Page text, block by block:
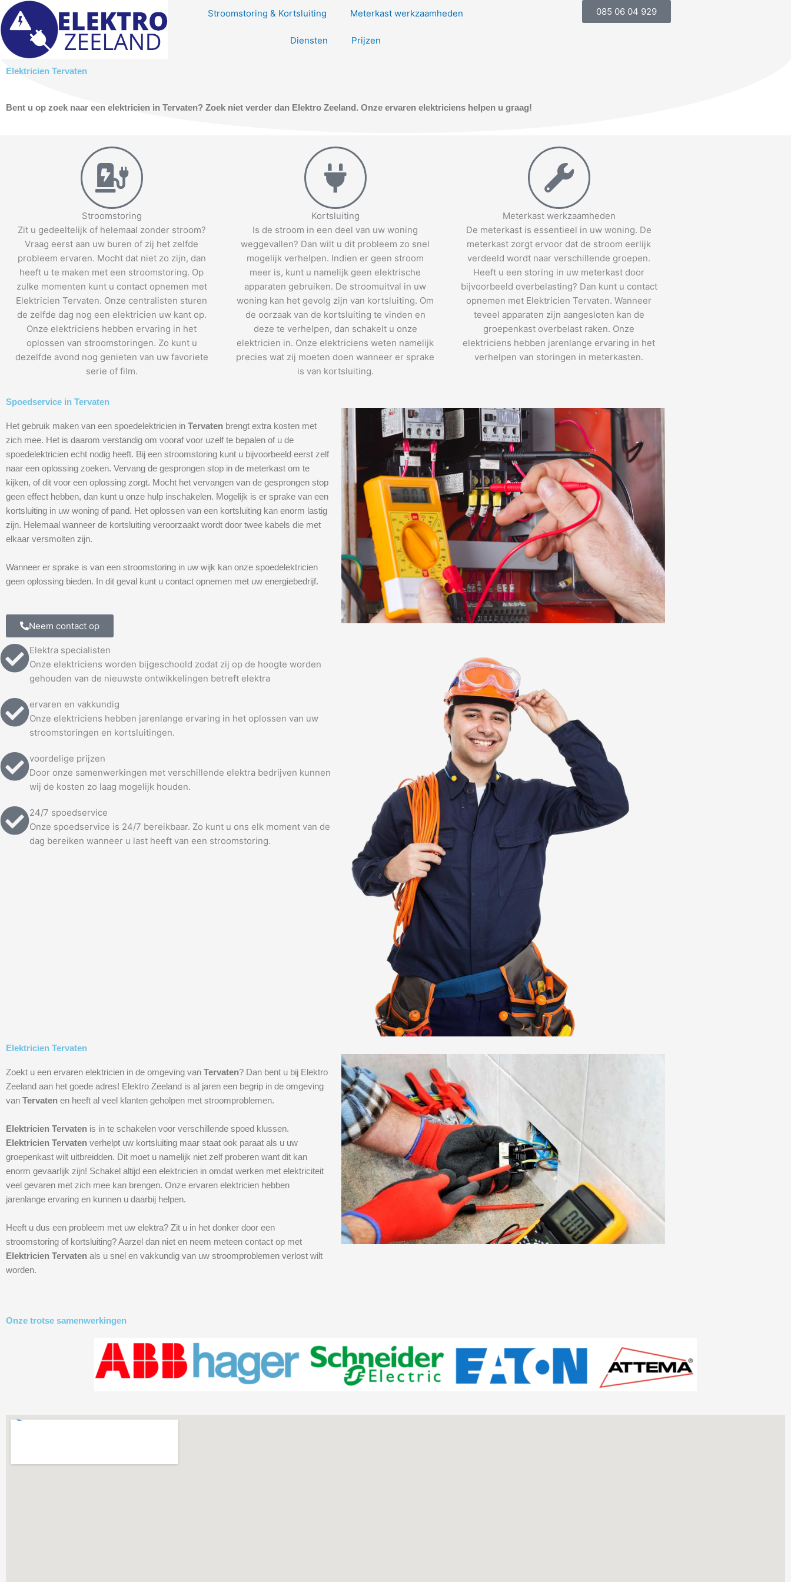
Skip
to
content
Stroomstoring & Kortsluiting Meterkast werkzaamheden
Diensten Prijzen
085 06 04 929
Elektricien Tervaten
Bent u op zoek naar een elektricien in Tervaten? Zoek niet verder dan Elektro Zeeland. Onze ervaren elektriciens helpen u graag!
Stroomstoring
Zit u gedeeltelijk of helemaal zonder stroom?
Vraag eerst aan uw buren of zij het zelfde
probleem ervaren. Mocht dat niet zo zijn, dan
heeft u te maken met een stroomstoring. Op
zulke momenten kunt u contact opnemen met
Elektricien Tervaten. Onze centralisten sturen
de zelfde dag nog een elektricien uw kant op.
Onze elektriciens hebben ervaring in het
oplossen van stroomstoringen. Zo kunt u
dezelfde avond nog genieten van uw favoriete
serie of film.
Kortsluiting
Is de stroom in een deel van uw woning
weggevallen? Dan wilt u dit probleem zo snel
mogelijk verhelpen. Indien er geen stroom
meer is, kunt u namelijk geen elektrische
apparaten gebruiken. De stroomuitval in uw
woning kan het gevolg zijn van kortsluiting. Om
de oorzaak van de kortsluiting te vinden en
deze te verhelpen, dan schakelt u onze
elektricien in. Onze elektriciens weten namelijk
precies wat zij moeten doen wanneer er sprake
is van kortsluiting.
Meterkast werkzaamheden
De meterkast is essentieel in uw woning. De
meterkast zorgt ervoor dat de stroom eerlijk
verdeeld wordt naar verschillende groepen.
Heeft u een storing in uw meterkast door
bijvoorbeeld overbelasting? Dan kunt u contact
opnemen met Elektricien Tervaten. Wanneer
teveel apparaten zijn aangesloten kan de
groepenkast overbelast raken. Onze
elektriciens hebben jarenlange ervaring in het
verhelpen van storingen in meterkasten.
Spoedservice in Tervaten
Het gebruik maken van een spoedelektricien in Tervaten brengt extra kosten met
zich mee. Het is daarom verstandig om vooraf voor uzelf te bepalen of u de
spoedelektricien echt nodig heeft. Bij een stroomstoring kunt u bijvoorbeeld eerst zelf
naar een oplossing zoeken. Vervang de gesprongen stop in de meterkast om te
kijken, of dit voor een oplossing zorgt. Mocht het vervangen van de gesprongen stop
geen effect hebben, dan kunt u onze hulp inschakelen. Mogelijk is er sprake van een
kortsluiting in uw woning of pand. Het oplossen van een kortsluiting kan enorm lastig
zijn. Helemaal wanneer de kortsluiting veroorzaakt wordt door twee kabels die met
elkaar versmolten zijn.
Wanneer er sprake is van een stroomstoring in uw wijk kan onze spoedelektricien
geen oplossing bieden. In dit geval kunt u contact opnemen met uw energiebedrijf.
Neem contact op
Elektra specialisten
Onze elektriciens worden bijgeschoold zodat zij op de hoogte worden
gehouden van de nieuwste ontwikkelingen betreft elektra
ervaren en vakkundig
Onze elektriciens hebben jarenlange ervaring in het oplossen van uw
stroomstoringen en kortsluitingen.
voordelige prijzen
Door onze samenwerkingen met verschillende elektra bedrijven kunnen
wij de kosten zo laag mogelijk houden.
24/7 spoedservice
Onze spoedservice is 24/7 bereikbaar. Zo kunt u ons elk moment van de
dag bereiken wanneer u last heeft van een stroomstoring.
Elektricien Tervaten
Zoekt u een ervaren elektricien in de omgeving van Tervaten? Dan bent u bij Elektro
Zeeland aan het goede adres! Elektro Zeeland is al jaren een begrip in de omgeving
van Tervaten en heeft al veel klanten geholpen met stroomproblemen.
Elektricien Tervaten is in te schakelen voor verschillende spoed klussen.
Elektricien Tervaten verhelpt uw kortsluiting maar staat ook paraat als u uw
groepenkast wilt uitbreidden. Dit moet u namelijk niet zelf proberen want dit kan
enorm gevaarlijk zijn! Schakel altijd een elektricien in omdat werken met elektriciteit
veel gevaren met zich mee kan brengen. Onze ervaren elektricien hebben
jarenlange ervaring en kunnen u daarbij helpen.
Heeft u dus een probleem met uw elektra? Zit u in het donker door een
stroomstoring of kortsluiting? Aarzel dan niet en neem meteen contact op met
Elektricien Tervaten als u snel en vakkundig van uw stroomproblemen verlost wilt
worden.
Onze trotse samenwerkingen